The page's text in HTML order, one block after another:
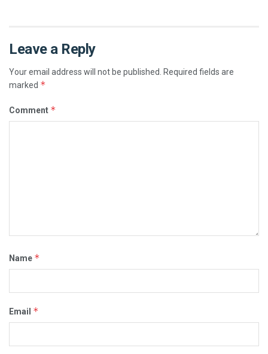
Leave a Reply
Your email address will not be published.
Required fields are
marked *
Comment *
Name *
Email *